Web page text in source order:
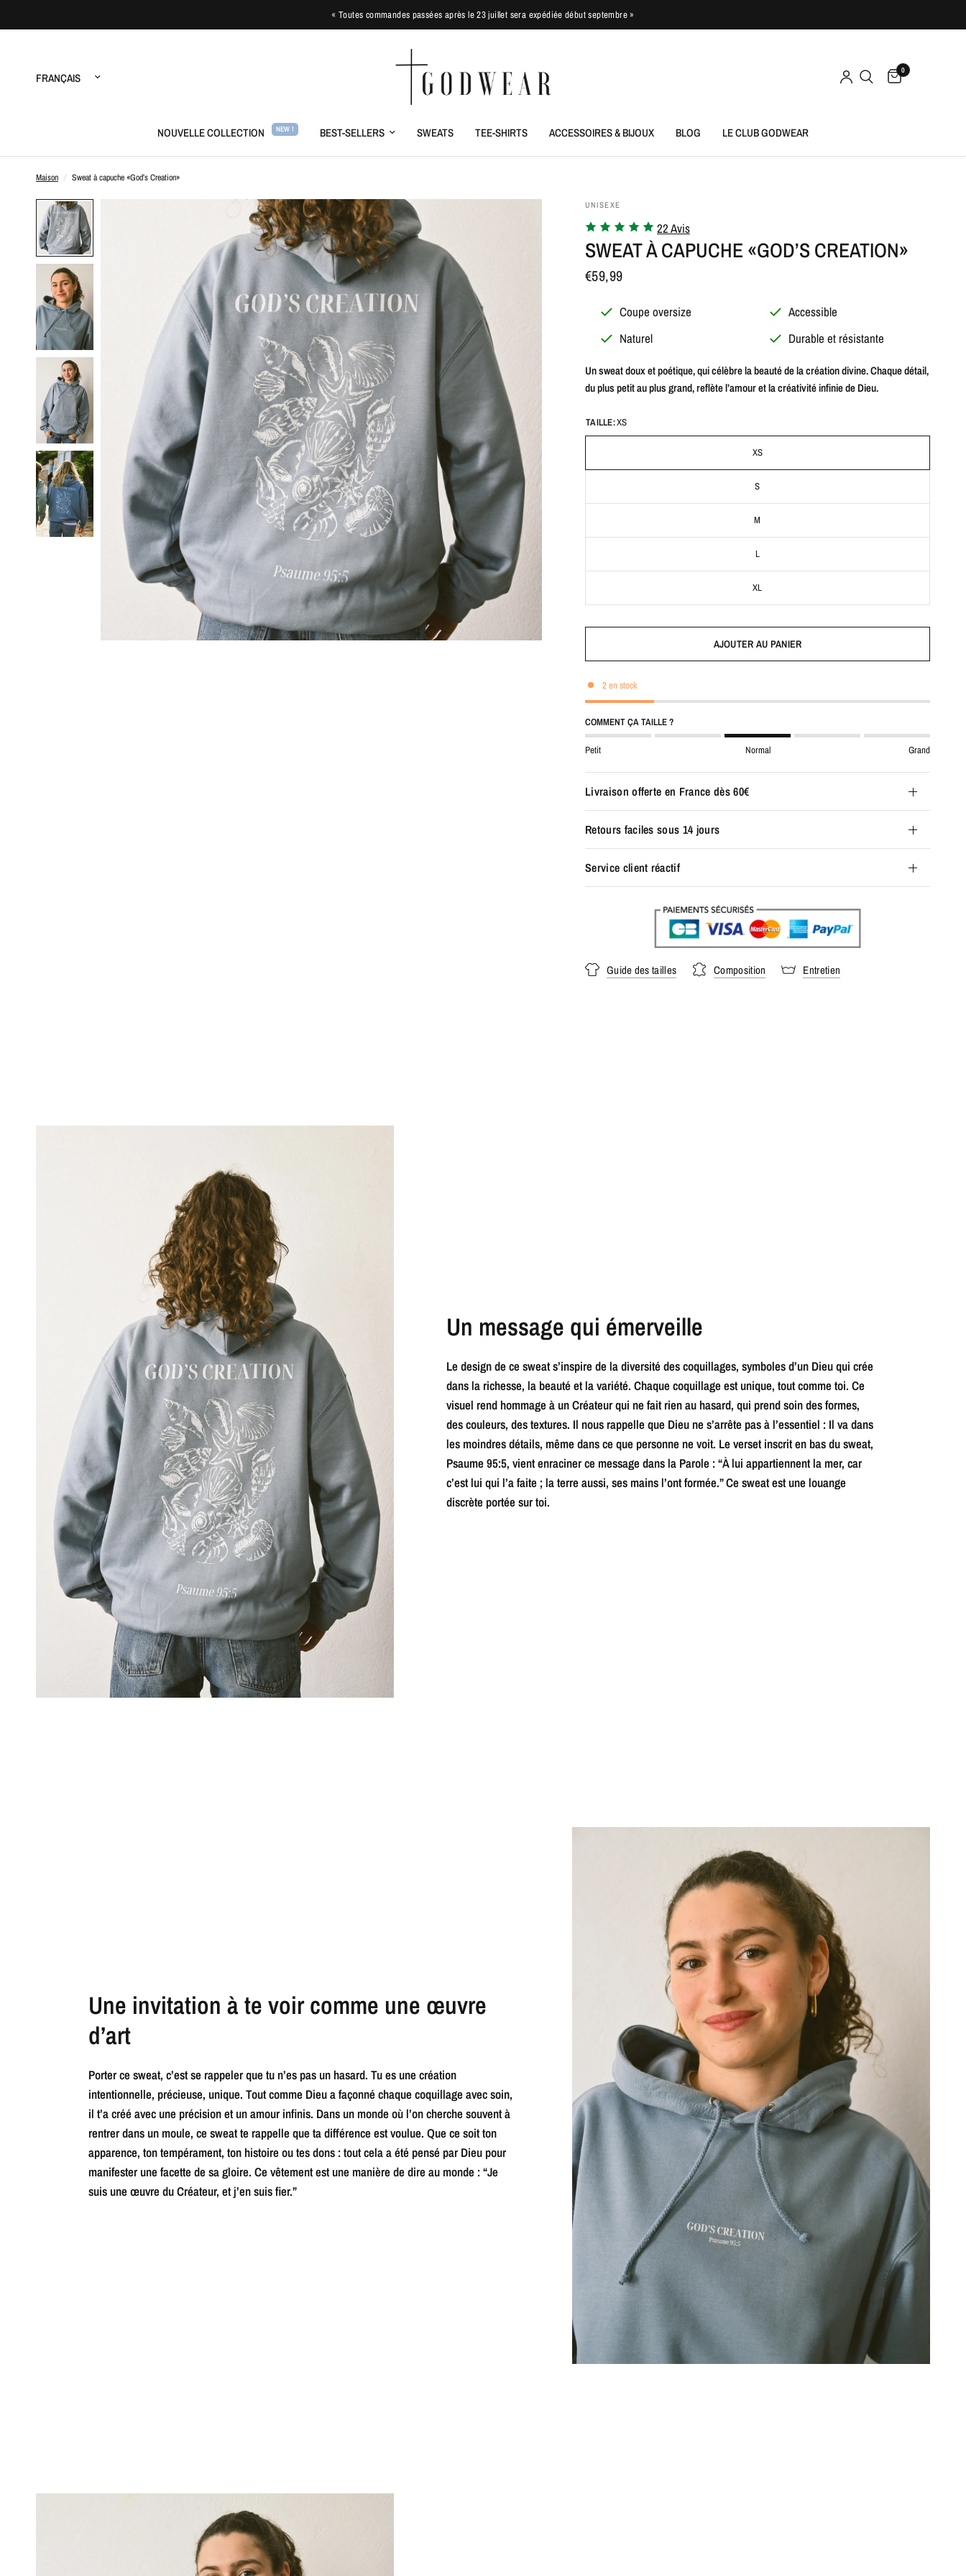
« Toutes commandes passées après le 23 juillet sera expédiée début septembre »
Mettre
à
0
NOUVELLE COLLECTION NEW ! BEST-SELLERS SWEATS TEE-SHIRTS ACCESSOIRES & BIJOUX BLOG LE CLUB GODWEAR
Maison / Sweat à capuche «God’s Creation»
UNISEXE
22 Avis
SWEAT À CAPUCHE «GOD’S CREATION»
€59,99
Coupe oversize
Accessible
Naturel
Durable et résistante
Un sweat doux et poétique, qui célèbre la beauté de la création divine. Chaque détail,
du plus petit au plus grand, reflète l’amour et la créativité infinie de Dieu.
TAILLE:XS
XS
S
M
L
XL
AJOUTER AU PANIER
2 en stock
COMMENT ÇA TAILLE ?
Petit Normal Grand
Livraison offerte en France dès 60€
Retours faciles sous 14 jours
Service client réactif
Guide des tailles Composition Entretien
Un message qui émerveille
Le design de ce sweat s’inspire de la diversité des coquillages, symboles d’un Dieu qui crée
dans la richesse, la beauté et la variété. Chaque coquillage est unique, tout comme toi. Ce
visuel rend hommage à un Créateur qui ne fait rien au hasard, qui prend soin des formes,
des couleurs, des textures. Il nous rappelle que Dieu ne s’arrête pas à l’essentiel : Il va dans
les moindres détails, même dans ce que personne ne voit. Le verset inscrit en bas du sweat,
Psaume 95:5, vient enraciner ce message dans la Parole : “À lui appartiennent la mer, car
c’est lui qui l’a faite ; la terre aussi, ses mains l’ont formée.” Ce sweat est une louange
discrète portée sur toi.
Une invitation à te voir comme une œuvre
d’art
Porter ce sweat, c’est se rappeler que tu n’es pas un hasard. Tu es une création
intentionnelle, précieuse, unique. Tout comme Dieu a façonné chaque coquillage avec soin,
il t’a créé avec une précision et un amour infinis. Dans un monde où l’on cherche souvent à
rentrer dans un moule, ce sweat te rappelle que ta différence est voulue. Que ce soit ton
apparence, ton tempérament, ton histoire ou tes dons : tout cela a été pensé par Dieu pour
manifester une facette de sa gloire. Ce vêtement est une manière de dire au monde : “Je
suis une œuvre du Créateur, et j’en suis fier.”